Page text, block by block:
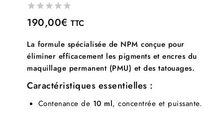
0
out
5
190,00€ TTC
La formule spécialisée de NPM conçue pour
éliminer efficacement les pigments et encres du
maquillage permanent (PMU) et des tatouages.
Caractéristiques essentielles :
Contenance de 10 ml, concentrée et puissante.